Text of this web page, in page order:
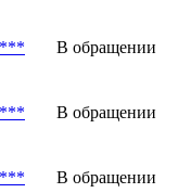
*** В обращении
*** В обращении
*** В обращении